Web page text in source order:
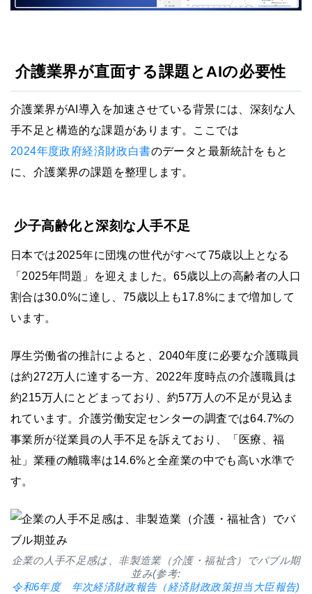
介護業界が直面する課題とAIの必要性
介護業界がAI導入を加速させている背景には、深刻な人
手不足と構造的な課題があります。ここでは
2024年度政府経済財政白書のデータと最新統計をもと
に、介護業界の課題を整理します。
少子高齢化と深刻な人手不足
日本では2025年に団塊の世代がすべて75歳以上となる
「2025年問題」を迎えました。65歳以上の高齢者の人口
割合は30.0%に達し、75歳以上も17.8%にまで増加して
います。
厚生労働省の推計によると、2040年度に必要な介護職員
は約272万人に達する一方、2022年度時点の介護職員は
約215万人にとどまっており、約57万人の不足が見込ま
れています。介護労働安定センターの調査では64.7%の
事業所が従業員の人手不足を訴えており、「医療、福
祉」業種の離職率は14.6%と全産業の中でも高い水準で
す。
企業の人手不足感は、非製造業（介護・福祉含）でバブル期
並み(参考:
令和6年度 年次経済財政報告（経済財政政策担当大臣報告)